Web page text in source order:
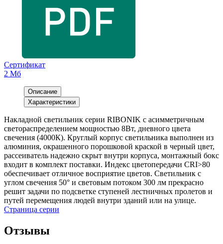
Сертификат
2 Мб
Описание
Характеристики
Накладной светильник серии RIBONIK с асимметричным
светораспределением мощностью 8Вт, дневного цвета
свечения (4000К). Круглый корпус светильника выполнен из
алюминия, окрашенного порошковой краской в черный цвет,
рассеиватель надежно скрыт внутри корпуса, монтажный бокс
входит в комплект поставки. Индекс цветопередачи CRI>80
обеспечивает отличное восприятие цветов. Светильник с
углом свечения 50° и световым потоком 300 лм прекрасно
решит задачи по подсветке ступеней лестничных пролетов и
путей перемещения людей внутри зданий или на улице.
Страница серии
Отзывы